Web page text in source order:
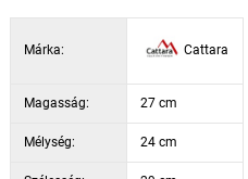
Márka: Cattara
Magasság: 27 cm
Mélység: 24 cm